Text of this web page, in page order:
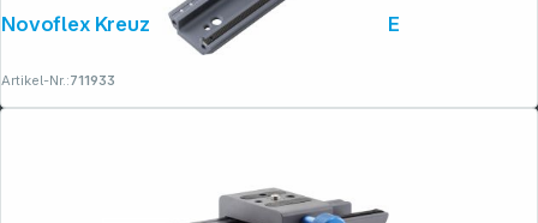
Novoflex Kreuz-Einstellschlitten Q=BASE
Artikel-Nr.:711933